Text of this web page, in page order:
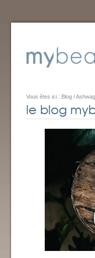
Vous êtes ici : Blog /
le blog